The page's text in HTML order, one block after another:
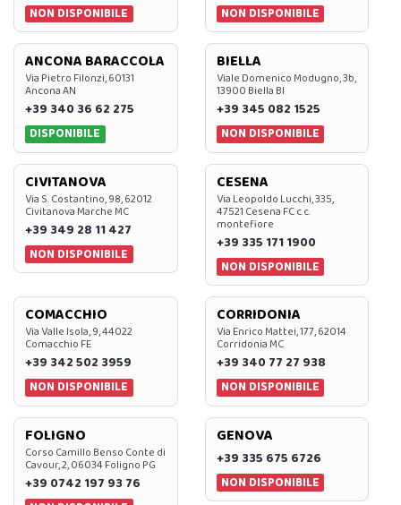
NON DISPONIBILE
NON DISPONIBILE
ANCONA BARACCOLA
Via Pietro Filonzi, 60131
Ancona AN
+39 340 36 62 275
DISPONIBILE
BIELLA
Viale Domenico Modugno, 3b,
13900 Biella BI
+39 345 082 1525
NON DISPONIBILE
CIVITANOVA
Via S. Costantino, 98, 62012
Civitanova Marche MC
+39 349 28 11 427
NON DISPONIBILE
CESENA
Via Leopoldo Lucchi, 335,
47521 Cesena FC c.c.
montefiore
+39 335 171 1900
NON DISPONIBILE
COMACCHIO
Via Valle Isola, 9, 44022
Comacchio FE
+39 342 502 3959
NON DISPONIBILE
CORRIDONIA
Via Enrico Mattei, 177, 62014
Corridonia MC
+39 340 77 27 938
NON DISPONIBILE
FOLIGNO
Corso Camillo Benso Conte di
Cavour, 2, 06034 Foligno PG
+39 0742 197 93 76
GENOVA
+39 335 675 6726
NON DISPONIBILE